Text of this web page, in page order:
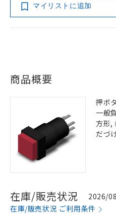
マイリストに追加
商品概要
押ボ
一般
方形,
だづ
在庫/販売状況
2026/
在庫/販売状況 ご利用条件